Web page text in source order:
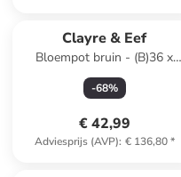
Clayre & Eef
Bloempot bruin - (B)36 x
(H)39 x (D)12 cm
-68%
€ 42,99
Adviesprijs (AVP): € 136,80*